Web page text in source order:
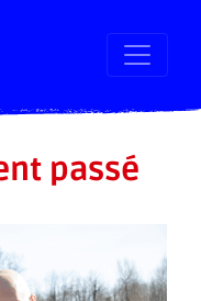
passé